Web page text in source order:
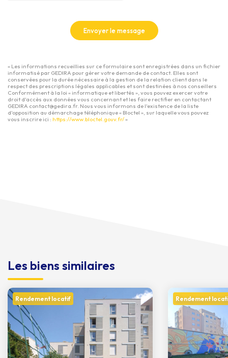
Envoyer le message
« Les informations recueillies sur ce formulaire sont enregistrées dans un fichier
informatisé par GEDIRA pour gérer votre demande de contact. Elles sont
conservées pour la durée nécessaire à la gestion de la relation client dans le
respect des prescriptions légales applicables et sont destinées à nos conseillers
Conformément à la loi « informatique et libertés », vous pouvez exercer votre
droit d'accès aux données vous concernant et les faire rectifier en contactant
GEDIRA contact@gedira.fr. Nous vous informons de l'existence de la liste
d'opposition au démarchage téléphonique « Bloctel », sur laquelle vous pouvez
vous inscrire ici : https://www.bloctel.gouv.fr/»
Les biens similaires
Rendement locatif Rendement